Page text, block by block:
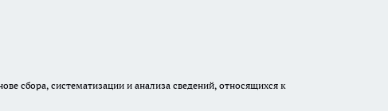
сбора, систематизации и анализа сведений, относящихся к